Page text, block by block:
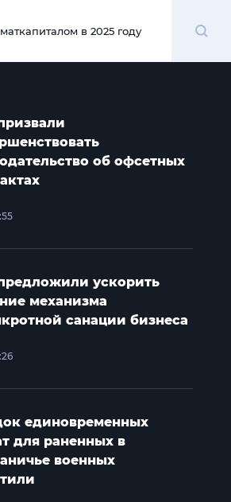
в 2025 году
об офсетных
ускорить
механизма
санации бизнеса
единовременных
для раненных в
военных